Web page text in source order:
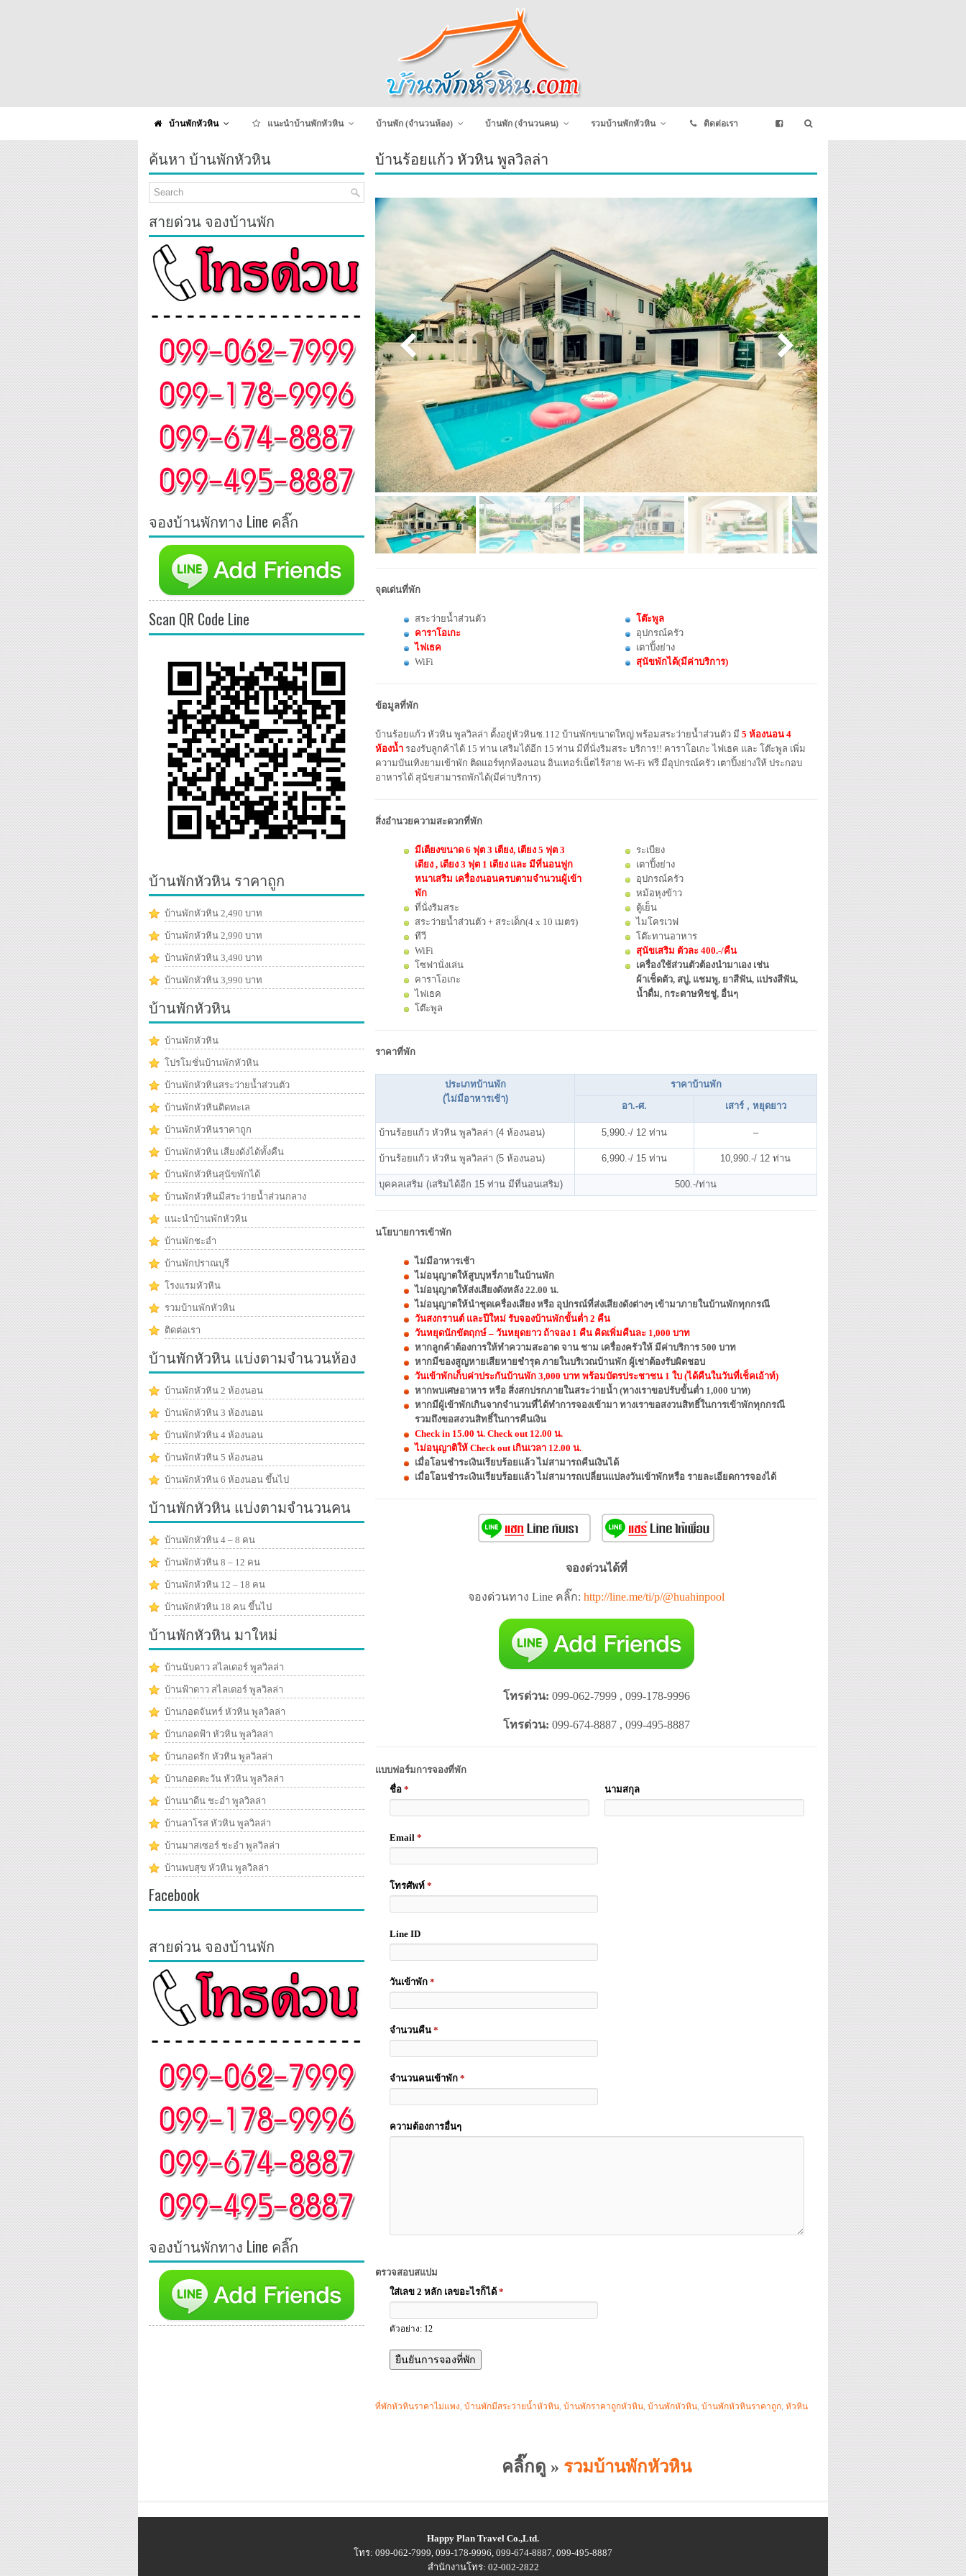
บ้านพักหัวหิน แนะนำบ้านพักหัวหิน บ้านพัก (จำนวนห้อง) บ้านพัก (จำนวนคน) รวมบ้านพักหัวหิน ติดต่อเรา
บ้านร้อยแก้ว หัวหิน พูลวิลล่า
จุดเด่นที่พัก
สระว่ายน้ำส่วนตัว
คาราโอเกะ
ไฟเธค
WiFi
โต๊ะพูล
อุปกรณ์ครัว
เตาปิ้งย่าง
สุนัขพักได้(มีค่าบริการ)
ข้อมูลที่พัก
บ้านร้อยแก้ว หัวหิน พูลวิลล่า ตั้งอยู่หัวหินซ.112 บ้านพักขนาดใหญ่ พร้อมสระว่ายน้ำส่วนตัว มี 5 ห้องนอน 4
ห้องน้ำ รองรับลูกค้าได้ 15 ท่าน เสริมได้อีก 15 ท่าน มีที่นั่งริมสระ บริการ!! คาราโอเกะ ไฟเธค และ โต๊ะพูล เพิ่ม
ความบันเทิงยามเข้าพัก ติดแอร์ทุกห้องนอน อินเทอร์เน็ตไร้สาย Wi-Fi ฟรี มีอุปกรณ์ครัว เตาปิ้งย่างให้ ประกอบ
อาหารได้ สุนัขสามารถพักได้(มีค่าบริการ)
สิ่งอำนวยความสะดวกที่พัก
มีเตียงขนาด 6 ฟุต 3 เตียง, เตียง 5 ฟุต 3
เตียง , เตียง 3 ฟุต 1 เตียง และ มีที่นอนฟูก
หนาเสริม เครื่องนอนครบตามจำนวนผู้เข้า
พัก
ที่นั่งริมสระ
สระว่ายน้ำส่วนตัว + สระเด็ก(4 x 10 เมตร)
ทีวี
WiFi
โซฟานั่งเล่น
คาราโอเกะ
ไฟเธค
โต๊ะพูล
ระเบียง
เตาปิ้งย่าง
อุปกรณ์ครัว
หม้อหุงข้าว
ตู้เย็น
ไมโครเวฟ
โต๊ะทานอาหาร
สุนัขเสริม ตัวละ 400.-/คืน
เครื่องใช้ส่วนตัวต้องนำมาเอง เช่น
ผ้าเช็ดตัว, สบู่, แชมพู, ยาสีฟัน, แปรงสีฟัน,
น้ำดื่ม, กระดาษทิชชู่, อื่นๆ
ราคาที่พัก
ประเภทบ้านพัก
(ไม่มีอาหารเช้า)
ราคาบ้านพัก
อา.-ศ.
เสาร์ , หยุดยาว
บ้านร้อยแก้ว หัวหิน พูลวิลล่า (4 ห้องนอน) 5,990.-/ 12 ท่าน –
บ้านร้อยแก้ว หัวหิน พูลวิลล่า (5 ห้องนอน) 6,990.-/ 15 ท่าน 10,990.-/ 12 ท่าน
บุคคลเสริม (เสริมได้อีก 15 ท่าน มีที่นอนเสริม) 500.-/ท่าน
นโยบายการเข้าพัก
ไม่มีอาหารเช้า
ไม่อนุญาตให้สูบบุหรี่ภายในบ้านพัก
ไม่อนุญาตให้ส่งเสียงดังหลัง 22.00 น.
ไม่อนุญาตให้นำชุดเครื่องเสียง หรือ อุปกรณ์ที่ส่งเสียงดังต่างๆ เข้ามาภายในบ้านพักทุกกรณี
วันสงกรานต์ และปีใหม่ รับจองบ้านพักขั้นต่ำ 2 คืน
วันหยุดนักขัตฤกษ์ – วันหยุดยาว ถ้าจอง 1 คืน คิดเพิ่มคืนละ 1,000 บาท
หากลูกค้าต้องการให้ทำความสะอาด จาน ชาม เครื่องครัวให้ มีค่าบริการ 500 บาท
หากมีของสูญหายเสียหายชำรุด ภายในบริเวณบ้านพัก ผู้เช่าต้องรับผิดชอบ
วันเข้าพักเก็บค่าประกันบ้านพัก 3,000 บาท พร้อมบัตรประชาชน 1 ใบ (ได้คืนในวันที่เช็คเอ้าท์)
หากพบเศษอาหาร หรือ สิ่งสกปรกภายในสระว่ายน้ำ (ทางเราขอปรับขั้นต่ำ 1,000 บาท)
หากมีผู้เข้าพักเกินจากจำนวนที่ได้ทำการจองเข้ามา ทางเราขอสงวนสิทธิ์ในการเข้าพักทุกกรณี
รวมถึงขอสงวนสิทธิ์ในการคืนเงิน
Check in 15.00 น. Check out 12.00 น.
ไม่อนุญาติให้ Check out เกินเวลา 12.00 น.
เมื่อโอนชำระเงินเรียบร้อยแล้ว ไม่สามารถคืนเงินได้
เมื่อโอนชำระเงินเรียบร้อยแล้ว ไม่สามารถเปลี่ยนแปลงวันเข้าพักหรือ รายละเอียดการจองได้
จองด่วนได้ที่
จองด่วนทาง Line คลิ๊ก: http://line.me/ti/p/@huahinpool
โทรด่วน: 099-062-7999 , 099-178-9996
โทรด่วน: 099-674-8887 , 099-495-8887
แบบฟอร์มการจองที่พัก
ชื่อ * นามสกุล
Email *
โทรศัพท์ *
Line ID
วันเข้าพัก *
จำนวนคืน *
จำนวนคนเข้าพัก *
ความต้องการอื่นๆ
ตรวจสอบสแปม
ใส่เลข 2 หลัก เลขอะไรก็ได้ *
ตัวอย่าง: 12
ที่พักหัวหินราคาไม่แพง บ้านพักมีสระว่ายน้ำหัวหิน บ้านพักราคาถูกหัวหิน บ้านพักหัวหิน บ้านพักหัวหินราคาถูก หัวหิน
คลิ๊กดู » รวมบ้านพักหัวหิน
ค้นหา บ้านพักหัวหิน
สายด่วน จองบ้านพัก
จองบ้านพักทาง Line คลิ๊ก
Scan QR Code Line
บ้านพักหัวหิน ราคาถูก
บ้านพักหัวหิน 2,490 บาท
บ้านพักหัวหิน 2,990 บาท
บ้านพักหัวหิน 3,490 บาท
บ้านพักหัวหิน 3,990 บาท
บ้านพักหัวหิน
บ้านพักหัวหิน
โปรโมชั่นบ้านพักหัวหิน
บ้านพักหัวหินสระว่ายน้ำส่วนตัว
บ้านพักหัวหินติดทะเล
บ้านพักหัวหินราคาถูก
บ้านพักหัวหิน เสียงดังได้ทั้งคืน
บ้านพักหัวหินสุนัขพักได้
บ้านพักหัวหินมีสระว่ายน้ำส่วนกลาง
แนะนำบ้านพักหัวหิน
บ้านพักชะอำ
บ้านพักปราณบุรี
โรงแรมหัวหิน
รวมบ้านพักหัวหิน
ติดต่อเรา
บ้านพักหัวหิน แบ่งตามจำนวนห้อง
บ้านพักหัวหิน 2 ห้องนอน
บ้านพักหัวหิน 3 ห้องนอน
บ้านพักหัวหิน 4 ห้องนอน
บ้านพักหัวหิน 5 ห้องนอน
บ้านพักหัวหิน 6 ห้องนอน ขึ้นไป
บ้านพักหัวหิน แบ่งตามจำนวนคน
บ้านพักหัวหิน 4 – 8 คน
บ้านพักหัวหิน 8 – 12 คน
บ้านพักหัวหิน 12 – 18 คน
บ้านพักหัวหิน 18 คน ขึ้นไป
บ้านพักหัวหิน มาใหม่
บ้านนับดาว สไลเดอร์ พูลวิลล่า
บ้านฟ้าดาว สไลเดอร์ พูลวิลล่า
บ้านกอดจันทร์ หัวหิน พูลวิลล่า
บ้านกอดฟ้า หัวหิน พูลวิลล่า
บ้านกอดรัก หัวหิน พูลวิลล่า
บ้านกอดตะวัน หัวหิน พูลวิลล่า
บ้านนาดีน ชะอำ พูลวิลล่า
บ้านลาโรส หัวหิน พูลวิลล่า
บ้านมาสเซอร์ ชะอำ พูลวิลล่า
บ้านพบสุข หัวหิน พูลวิลล่า
Facebook
สายด่วน จองบ้านพัก
จองบ้านพักทาง Line คลิ๊ก
Happy Plan Travel Co.,Ltd.
โทร: 099-062-7999, 099-178-9996, 099-674-8887, 099-495-8887
สำนักงานโทร: 02-002-2822